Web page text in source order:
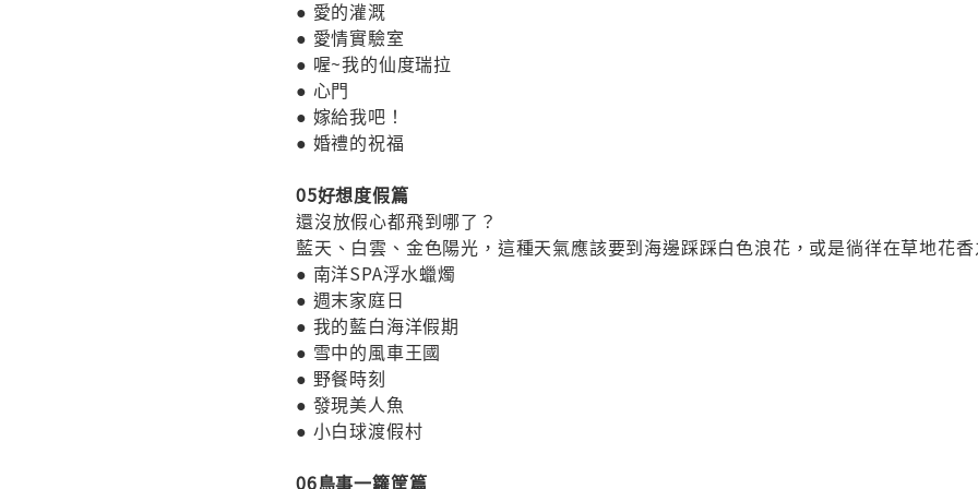
● 愛的灌溉
● 愛情實驗室
● 喔~我的仙度瑞拉
● 心門
● 嫁給我吧！
● 婚禮的祝福
05好想度假篇
還沒放假心都飛到哪了？
藍天、白雲、金色陽光，這種天氣應該要到海邊踩踩白色浪花，或是徜徉在草地花
● 南洋SPA浮水蠟燭
● 週末家庭日
● 我的藍白海洋假期
● 雪中的風車王國
● 野餐時刻
● 發現美人魚
● 小白球渡假村
06鳥事一籮筐篇